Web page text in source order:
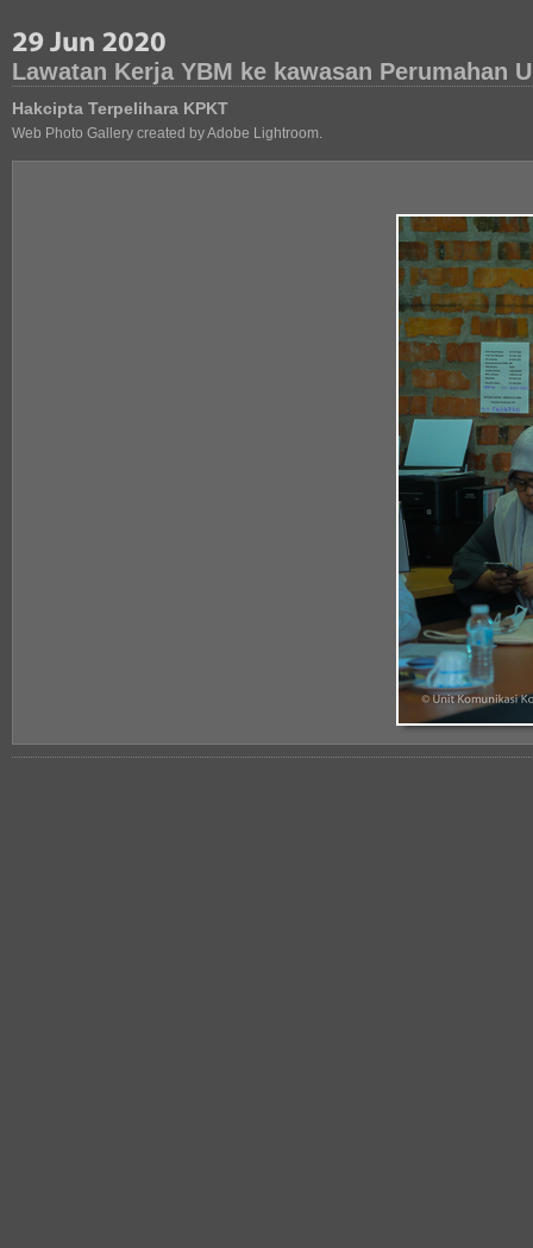
Lawatan Kerja YBM ke kawasan Perumahan
Hakcipta Terpelihara KPKT
Web Photo Gallery created by Adobe Lightroom.